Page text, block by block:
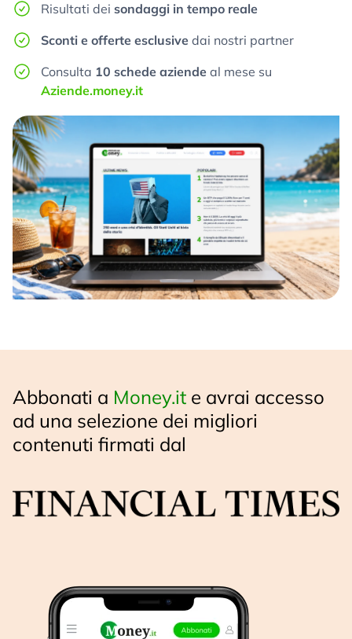
Risultati dei sondaggi in tempo reale
Sconti e offerte esclusive dai nostri partner
Consulta 10 schede aziende al mese su
Aziende.money.it
Abbonati a Money.it e avrai accesso
ad una selezione dei migliori
contenuti firmati dal